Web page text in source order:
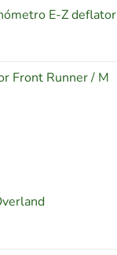
E-Z deflator
Front Runner / M